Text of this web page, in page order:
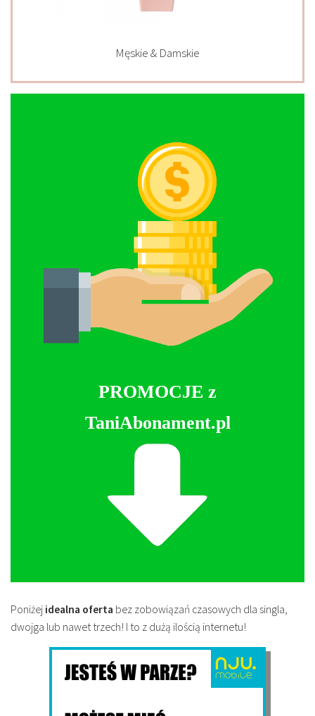
Męskie & Damskie
PROMOCJE z
TaniAbonament.pl
Poniżej idealna oferta bez zobowiązań czasowych dla singla,
dwojga lub nawet trzech! I to z dużą ilością internetu!